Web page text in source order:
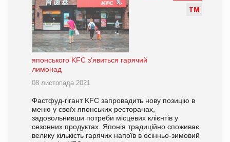
ТМ
японського KFC з'явиться гарячий
лимонад
08 листопада 2021
Фастфуд-гігант KFC запровадить нову позицію в
меню у своїх японських ресторанах,
задовольнивши потреби місцевих клієнтів у
сезонних продуктах. Японія традиційно споживає
велику кількість гарячих напоїв в осінньо-зимовий